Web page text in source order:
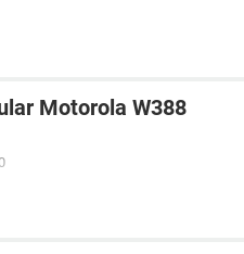
Motorola W388